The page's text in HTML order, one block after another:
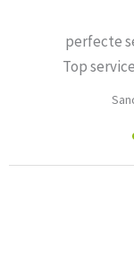
perfecte
Top